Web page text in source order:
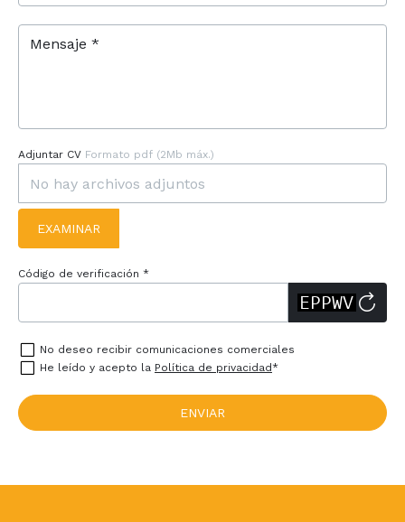
Mensaje *
Adjuntar CV Formato pdf (2Mb máx.)
EXAMINAR
Código de verificación *
No deseo recibir comunicaciones comerciales
He leído y acepto la Política de privacidad*